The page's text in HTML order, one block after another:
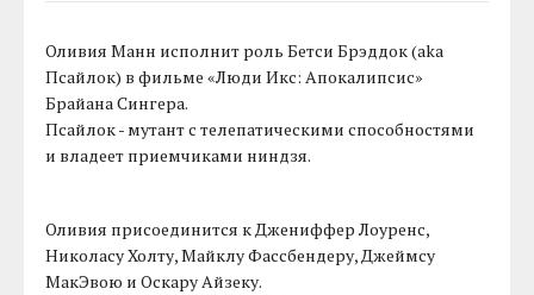
Оливия Манн исполнит роль Бетси Брэддок (aka
Псайлок) в фильме «Люди Икс: Апокалипсис»
Брайана Сингера.
Псайлок - мутант с телепатическими способностями
и владеет приемчиками ниндзя.
Оливия присоединится к Джениффер Лоуренс,
Николасу Холту, Майклу Фассбендеру, Джеймсу
МакЭвою и Оскару Айзеку.